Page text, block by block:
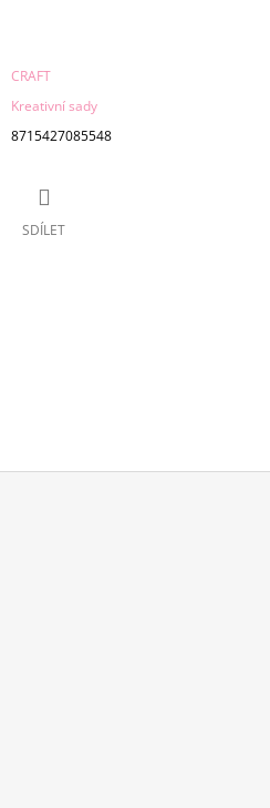
CRAFT
Kreativní sady
8715427085548
SDÍLET